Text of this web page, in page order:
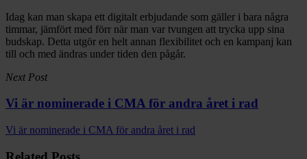
Idag kan man skapa ett digitalt erbjudande som gäller i bara några
timmar, jämfört med förr när man var tvungen att trycka upp sina
budskap. Detta utgör en helt annan flexibilitet och en kampanj kan
till och med ändras under tiden den pågår.
Next Post
Vi är nominerade i CMA för andra året i rad
Vi är nominerade i CMA för andra året i rad